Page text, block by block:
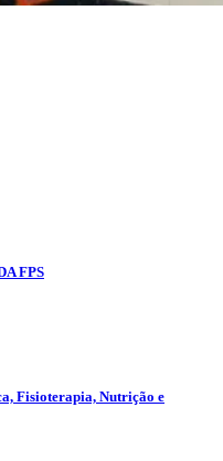
FPS
Fisioterapia, Nutrição e